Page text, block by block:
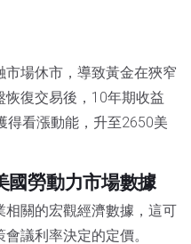
場休市，導致黃金在狹窄
恢復交易後，10年期收益
得看漲動能，升至2650美
國勞動力市場數據
關的宏觀經濟數據，這可
議利率決定的定價。